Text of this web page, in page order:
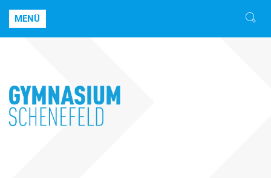
MENÜ